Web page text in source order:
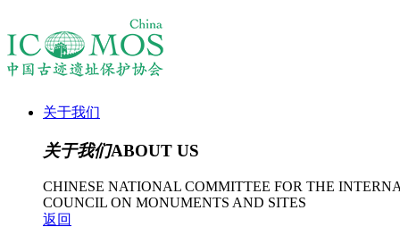
关于我们
关于我们ABOUT US
CHINESE NATIONAL COMMITTEE FOR THE
COUNCIL ON MONUMENTS AND SITES
返回